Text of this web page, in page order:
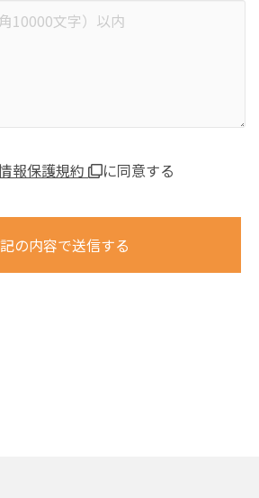
報保護規約 に同意する
記の内容で送信する